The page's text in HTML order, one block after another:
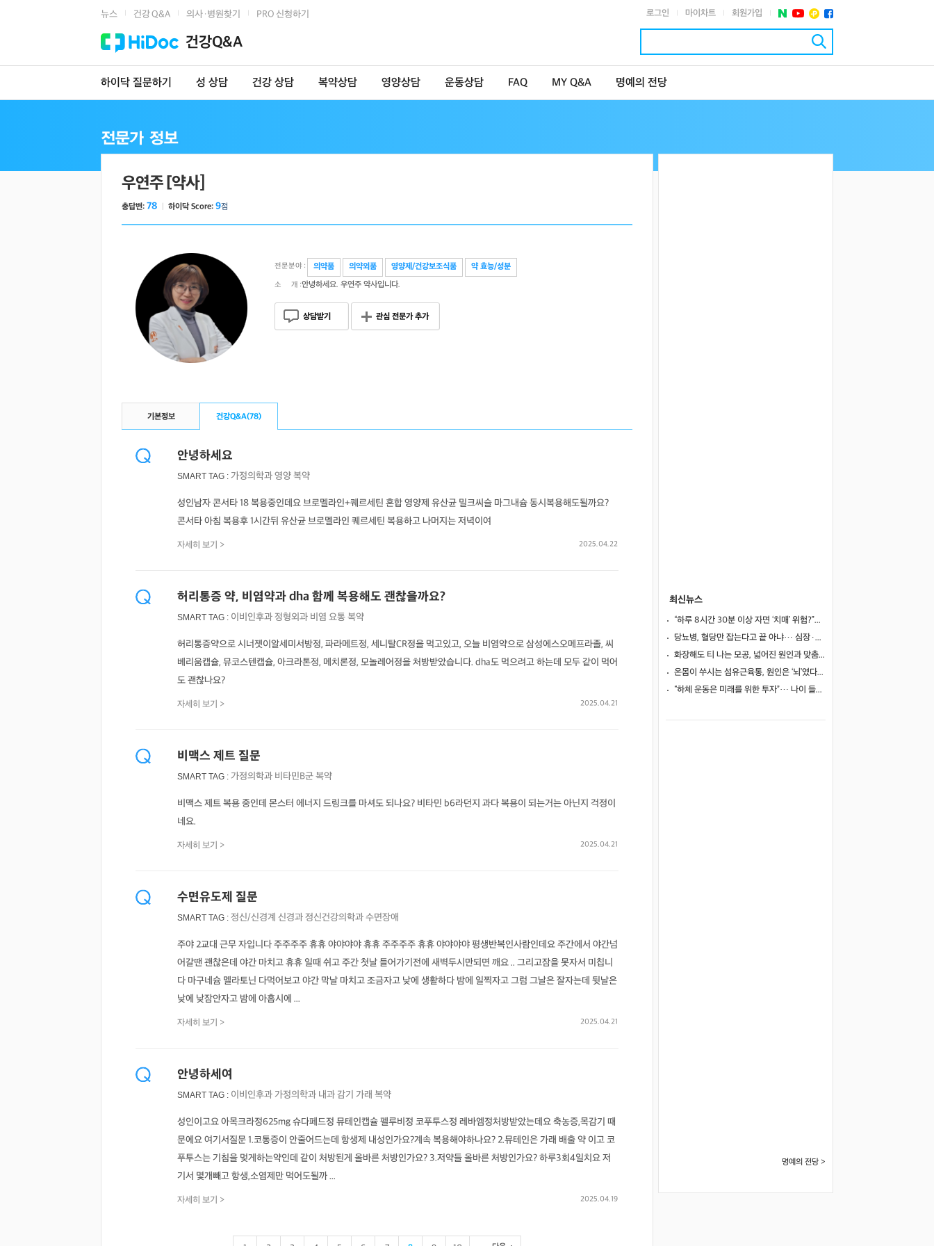
뉴스 건강 Q&A 의사·병원찾기 PRO 신청하기 로그인 마이차트 회원가입
건강Q&A
하이닥 질문하기 성 상담 건강 상담 복약상담 영양상담 운동상담 FAQ MY Q&A 명예의 전당
우연주 [약사]
총답변: 78 하이닥 Score: 9점
전문분야 : 의약품 의약외품 영양제/건강보조식품 약 효능/성분
소 개 :안녕하세요. 우연주 약사입니다.
상담받기 관심 전문가 추가
기본정보 건강Q&A(78)
안녕하세요
SMART TAG : 가정의학과영양복약
성인남자 콘서타 18 복용중인데요 브로멜라인+퀘르세틴 혼합 영양제 유산균 밀크씨슬 마그내슘 동시복용해도될까요?
콘서타 아침 복용후 1시간뒤 유산균 브로멜라인 퀘르세틴 복용하고 나머지는 저녁이여
자세히 보기 > 2025.04.22
허리통증 약, 비염약과 dha 함께 복용해도 괜찮을까요?
SMART TAG : 이비인후과정형외과 비염 요통복약
허리통증약으로 시너젯이알세미서방정, 파라메트정, 세니탈CR정을 먹고있고, 오늘 비염약으로 삼성에스오메프라졸, 씨
베리움캡슐, 뮤코스텐캡슐, 아크라톤정, 메치론정, 모놀레어정을 처방받았습니다. dha도 먹으려고 하는데 모두 같이 먹어
도 괜찮나요?
자세히 보기 > 2025.04.21
비맥스 제트 질문
SMART TAG : 가정의학과 비타민B군복약
비맥스 제트 복용 중인데 몬스터 에너지 드링크를 마셔도 되나요? 비타민 b6라던지 과다 복용이 되는거는 아닌지 걱정이
네요.
자세히 보기 > 2025.04.21
수면유도제 질문
SMART TAG : 정신/신경계 신경과정신건강의학과수면장애
주야 2교대 근무 자입니다 주주주주 휴휴 야야야야 휴휴 주주주주 휴휴 야야야야 평생반복인사람인데요 주간에서 야간넘
어갈땐 괜찮은데 야간 마치고 휴휴 일때 쉬고 주간 첫날 들어가기전에 새벽두시만되면 깨요 .. 그리고잠을 못자서 미칩니
다 마구네슘 멜라토닌 다먹어보고 야간 막날 마치고 조금자고 낮에 생활하다 밤에 일찍자고 그럼 그날은 잘자는데 뒷날은
낮에 낮잠안자고 밤에 아홉시에 ...
자세히 보기 > 2025.04.21
안녕하세여
SMART TAG : 이비인후과 가정의학과 내과감기 가래 복약
성인이고요 아목크라정625mg 슈다페드정 뮤테인캡슐 펠루비정 코푸투스정 레바엠정처방받았는데요 축농증,목감기 때
문에요 여기서질문 1.코통증이 안줄어드는데 항생제 내성인가요?계속 복용해야하나요? 2.뮤테인은 가래 배출 약 이고 코
푸투스는 기침을 멎게하는약인데 같이 처방된게 올바른 처방인가요? 3.저약들 올바른 처방인가요? 하루3회4일치요 저
기서 몇개빼고 항생,소염제만 먹어도될까 ...
자세히 보기 > 2025.04.19
최신뉴스
“하루 8시간 30분 이상 자면 ‘치매’ 위험?”… 혈액 속 알츠하이머 단백질 늘었다
당뇨병, 혈당만 잡는다고 끝 아냐… 심장·신장·발 건강 관리까지 챙겨야
화장해도 티 나는 모공, 넓어진 원인과 맞춤 치료법
온몸이 쑤시는 섬유근육통, 원인은 ‘뇌’였다… 250만 명 연구로 첫 입증
“하체 운동은 미래를 위한 투자”… 나이 들어도 움직이는 힘을 지키려면? ⑦ [평생운동연구소]
명예의 전당 >